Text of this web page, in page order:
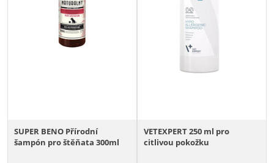
SUPER BENO Přírodní
šampón pro štěňata 300ml
VETEXPERT 250 ml pro
citlivou pokožku